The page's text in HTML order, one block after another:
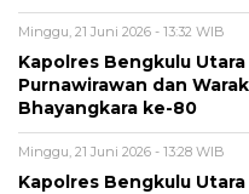
Minggu, 21 Juni 2026 - 13:32 WIB
Kapolres Bengkulu
Purnawirawan dan
Bhayangkara ke-80
Minggu, 21 Juni 2026 - 13:28 WIB
Kapolres Bengkulu